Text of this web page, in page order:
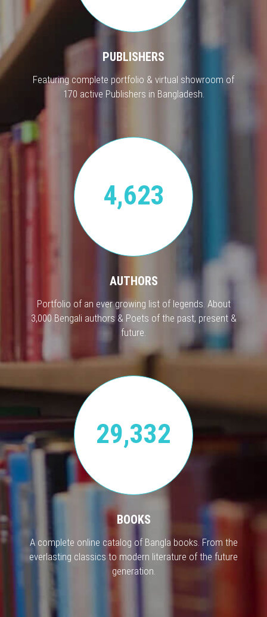
PUBLISHERS
Featuring complete portfolio & virtual showroom of
170 active Publishers in Bangladesh.
4,623
AUTHORS
Portfolio of an ever growing list of legends. About
3,000 Bengali authors & Poets of the past, present &
future.
29,332
BOOKS
A complete online catalog of Bangla books. From the
everlasting classics to modern literature of the future
generation.